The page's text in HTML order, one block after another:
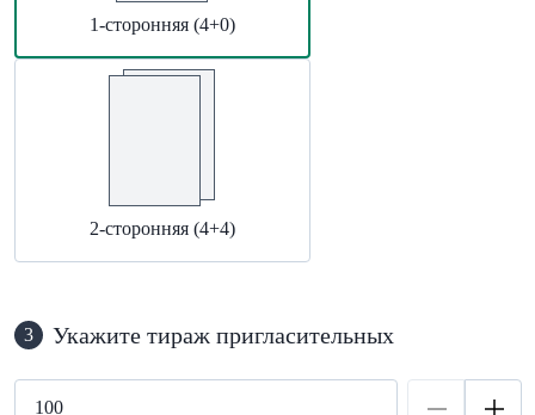
1-сторонняя (4+0)
2-сторонняя (4+4)
3 Укажите тираж пригласительных